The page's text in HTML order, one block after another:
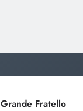
Grande Fratello